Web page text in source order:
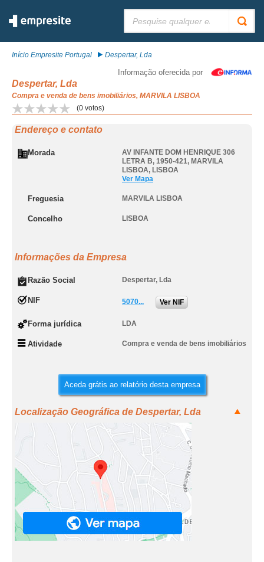
Início Empresite Portugal Despertar, Lda
Informação oferecida por
Despertar, Lda
Compra e venda de bens imobiliários, MARVILA LISBOA
(0 votos)
Endereço e contato
Morada
AV INFANTE DOM HENRIQUE 306
LETRA B, 1950-421, MARVILA
LISBOA, LISBOA
Ver Mapa
Freguesia MARVILA LISBOA
Concelho LISBOA
Informações da Empresa
Razão Social Despertar, Lda
NIF 5070... Ver NIF
Forma jurídica LDA
Atividade Compra e venda de bens imobiliários
Aceda grátis ao relatório desta empresa
Localização Geográfica de Despertar, Lda